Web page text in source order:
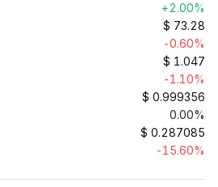
+2.00%
$ 73.28
-0.60%
$ 1.047
-1.10%
$ 0.999356
0.00%
$ 0.287085
-15.60%